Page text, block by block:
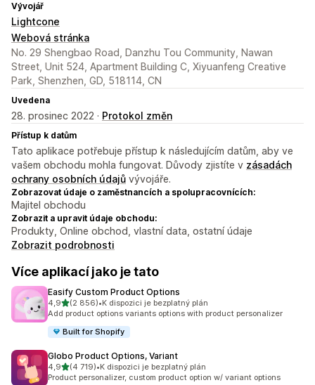
Vývojář
Lightcone
Webová stránka
No. 29 Shengbao Road, Danzhu Tou Community, Nawan
Street, Unit 524, Apartment Building C, Xiyuanfeng Creative
Park, Shenzhen, GD, 518114, CN
Uvedena
28. prosinec 2022 · Protokol změn
Přístup k datům
Tato aplikace potřebuje přístup k následujícím datům, aby ve
vašem obchodu mohla fungovat. Důvody zjistíte v zásadách
ochrany osobních údajů vývojáře.
Zobrazovat údaje o zaměstnancích a spolupracovnících:
Majitel obchodu
Zobrazit a upravit údaje obchodu:
Produkty, Online obchod, vlastní data, ostatní údaje
Zobrazit podrobnosti
Více aplikací jako je tato
Easify Custom Product Options
4,9z 5 hvězd
(2 856)
Celkový počet recenzí: 2856
•K dispozici je bezplatný plán
Add product options variants options with product personalizer
Built for Shopify
Globo Product Options, Variant
4,9z 5 hvězd
(4 719)
Celkový počet recenzí: 4719
•K dispozici je bezplatný plán
Product personalizer, custom product option w/ variant options